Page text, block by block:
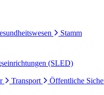
Stamm
(SLED)
Transport Öffentliche